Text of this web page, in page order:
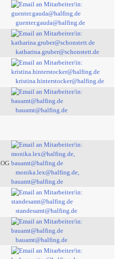
guenter.gauda@halfing.de
katharina.gruber@schonstett.de
kristina.hinterstocker@halfing.de
bauamt@halfing.de
monika.lex@halfing.de,
bauamt@halfing.de
standesamt@halfing.de
bauamt@halfing.de